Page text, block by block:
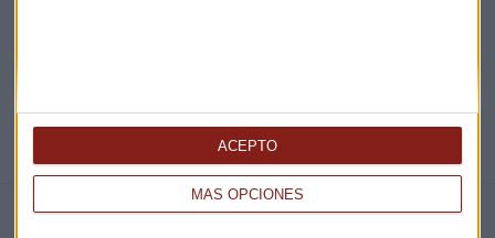
MÁS OPCIONES
ACEPTO
NOTICIAS RELACIONADAS